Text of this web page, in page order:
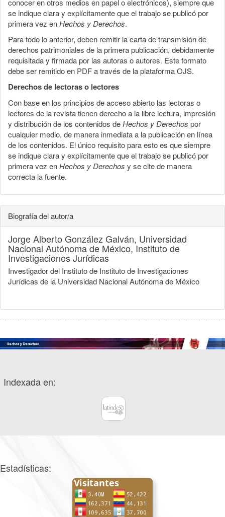
conocer en otros medios en papel o electrónicos), siempre que
se indique clara y explícitamente que el trabajo se publicó por
primera vez enHechos y Derechos.
Para todo lo anterior, deben remitir la carta de transmisión de
derechos patrimoniales de la primera publicación, debidamente
requisitada y firmada por las autoras o autores. Este formato
debe ser remitido en PDF a través de la plataforma OJS.
Derechos de lectoras o lectores
Con base en los principios de acceso abierto las lectoras o
lectores de la revista tienen derecho a la libre lectura, impresión
y distribución de los contenidos deHechos y Derechos por
cualquier medio, de manera inmediata a la publicación en línea
de los contenidos. El único requisito para esto es que siempre
se indique clara y explícitamente que el trabajo se publicó por
primera vez enHechos y Derechos y se cite de manera
correcta la fuente.
Biografía del autor/a
Jorge Alberto González Galván, Universidad
Nacional Autónoma de México, Instituto de
Investigaciones Jurídicas
Investigador del Instituto de Instituto de Investigaciones
Jurídicas de la Universidad Nacional Autónoma de México
Indexada en:
Estadísticas: